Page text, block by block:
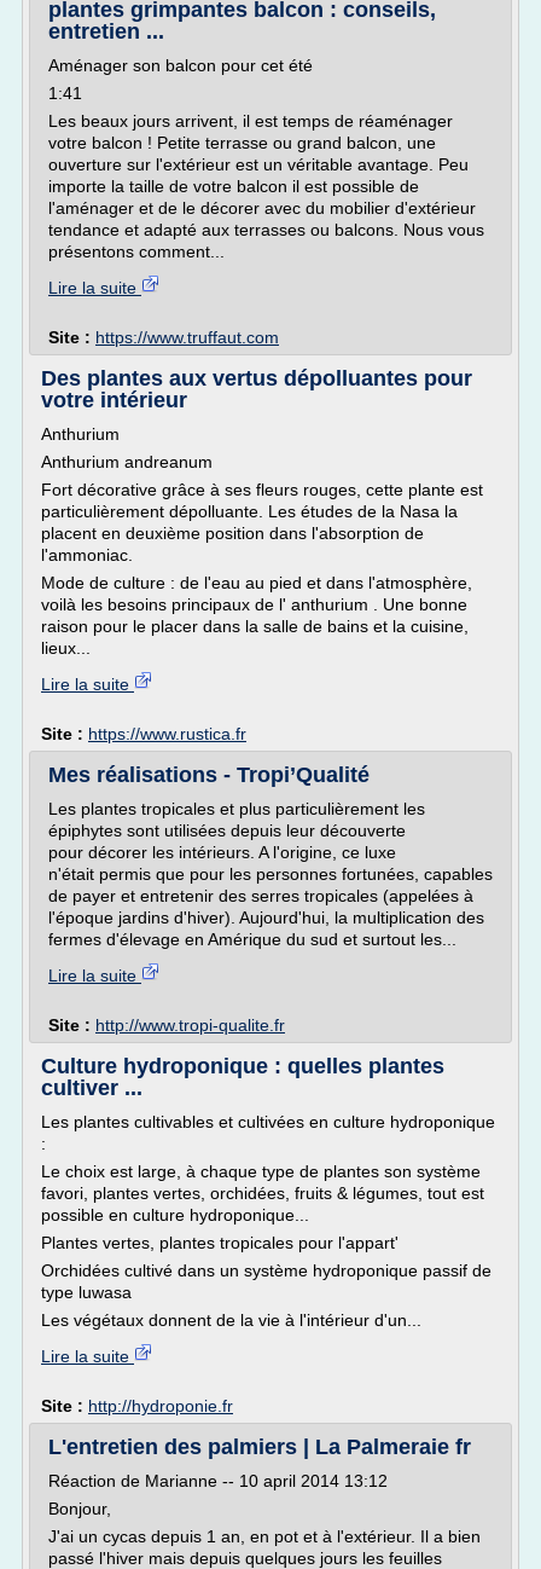
plantes grimpantes balcon : conseils,
entretien ...
Aménager son balcon pour cet été
1:41
Les beaux jours arrivent, il est temps de réaménager
votre balcon ! Petite terrasse ou grand balcon, une
ouverture sur l'extérieur est un véritable avantage. Peu
importe la taille de votre balcon il est possible de
l'aménager et de le décorer avec du mobilier d'extérieur
tendance et adapté aux terrasses ou balcons. Nous vous
présentons comment...
Lire la suite
Site : https://www.truffaut.com
Des plantes aux vertus dépolluantes pour
votre intérieur
Anthurium
Anthurium andreanum
Fort décorative grâce à ses fleurs rouges, cette plante est
particulièrement dépolluante. Les études de la Nasa la
placent en deuxième position dans l'absorption de
l'ammoniac.
Mode de culture : de l'eau au pied et dans l'atmosphère,
voilà les besoins principaux de l' anthurium . Une bonne
raison pour le placer dans la salle de bains et la cuisine,
lieux...
Lire la suite
Site : https://www.rustica.fr
Mes réalisations - Tropi’Qualité
Les plantes tropicales et plus particulièrement les
épiphytes sont utilisées depuis leur découverte
pour décorer les intérieurs. A l'origine, ce luxe
n'était permis que pour les personnes fortunées, capables
de payer et entretenir des serres tropicales (appelées à
l'époque jardins d'hiver). Aujourd'hui, la multiplication des
fermes d'élevage en Amérique du sud et surtout les...
Lire la suite
Site : http://www.tropi-qualite.fr
Culture hydroponique : quelles plantes
cultiver ...
Les plantes cultivables et cultivées en culture hydroponique
:
Le choix est large, à chaque type de plantes son système
favori, plantes vertes, orchidées, fruits & légumes, tout est
possible en culture hydroponique...
Plantes vertes, plantes tropicales pour l'appart'
Orchidées cultivé dans un système hydroponique passif de
type luwasa
Les végétaux donnent de la vie à l'intérieur d'un...
Lire la suite
Site : http://hydroponie.fr
L'entretien des palmiers | La Palmeraie fr
Réaction de Marianne -- 10 april 2014 13:12
Bonjour,
J'ai un cycas depuis 1 an, en pot et à l'extérieur. Il a bien
passé l'hiver mais depuis quelques jours les feuilles